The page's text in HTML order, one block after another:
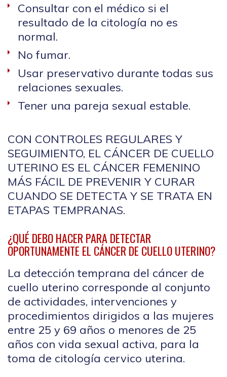
Consultar con el médico si el
resultado de la citología no es
normal.
No fumar.
Usar preservativo durante todas sus
relaciones sexuales.
Tener una pareja sexual estable.
CON CONTROLES REGULARES Y
SEGUIMIENTO, EL CÁNCER DE CUELLO
UTERINO ES EL CÁNCER FEMENINO
MÁS FÁCIL DE PREVENIR Y CURAR
CUANDO SE DETECTA Y SE TRATA EN
ETAPAS TEMPRANAS.
¿QUÉ DEBO HACER PARA DETECTAR
OPORTUNAMENTE EL CÁNCER DE CUELLO UTERINO?
La detección temprana del cáncer de
cuello uterino corresponde al conjunto
de actividades, intervenciones y
procedimientos dirigidos a las mujeres
entre 25 y 69 años o menores de 25
años con vida sexual activa, para la
toma de citología cervico uterina.